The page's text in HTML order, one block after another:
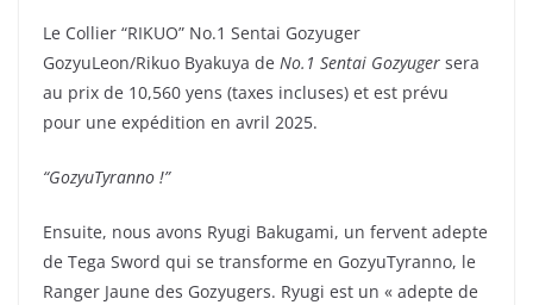
Le Collier “RIKUO” No.1 Sentai Gozyuger
GozyuLeon/Rikuo Byakuya de No.1 Sentai Gozyuger sera
au prix de 10,560 yens (taxes incluses) et est prévu
pour une expédition en avril 2025.
“GozyuTyranno !”
Ensuite, nous avons Ryugi Bakugami, un fervent adepte
de Tega Sword qui se transforme en GozyuTyranno, le
Ranger Jaune des Gozyugers. Ryugi est un « adepte de